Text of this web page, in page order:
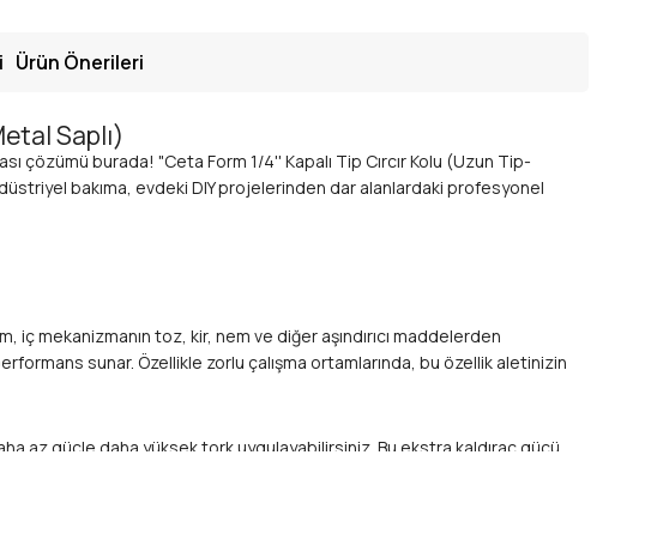
Ürün Önerileri
Saplı)
çözümü burada! "Ceta Form 1/4'' Kapalı Tip Cırcır Kolu (Uzun Tip-
bakıma, evdeki DIY projelerinden dar alanlardaki profesyonel
iç mekanizmanın toz, kir, nem ve diğer aşındırıcı maddelerden
sunar. Özellikle zorlu çalışma ortamlarında, bu özellik aletinizin
az güçle daha yüksek tork uygulayabilirsiniz. Bu ekstra kaldıraç gücü,